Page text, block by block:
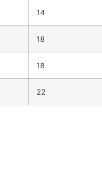
14
18
18
22